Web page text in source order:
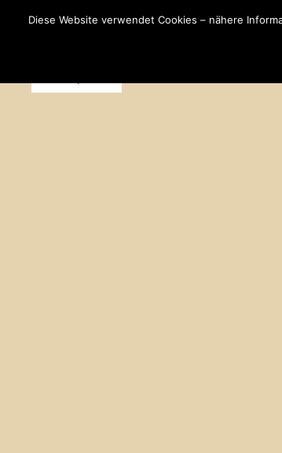
Diese Website verwendet Cookies – nähere